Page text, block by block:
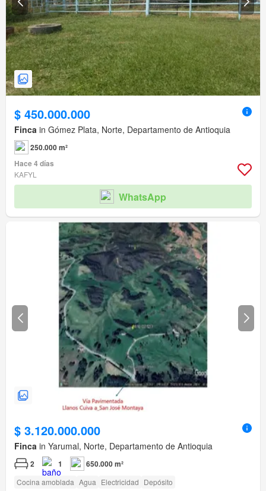
$ 450.000.000
Finca in Gómez Plata, Norte, Departamento de Antioquia
250.000 m²
Hace 4 días
KAFYL
WhatsApp
$ 3.120.000.000
Finca in Yarumal, Norte, Departamento de Antioquia
2 1 650.000 m²
Cocina amoblada Agua Electricidad Depósito